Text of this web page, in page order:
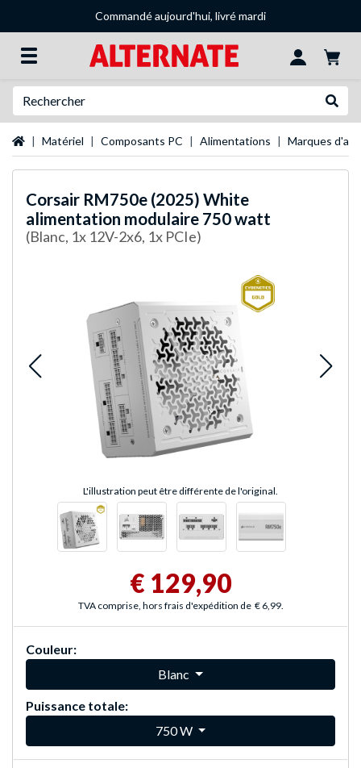
Commandé aujourd'hui, livré mardi
Page d'accueil
Matériel Composants PC Alimentations Marques
Corsair RM750e (2025) White
alimentation modulaire 750 watt
(Blanc, 1x 12V-2x6, 1x PCIe)
L'illustration peut être différente de l'original.
€ 129,90
TVA comprise, hors frais d'expédition de € 6,99.
Couleur:
Blanc
Puissance totale:
750 W